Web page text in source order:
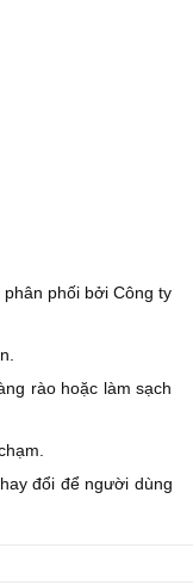
phối bởi Công ty
rào hoặc làm sạch
đổi để người dùng